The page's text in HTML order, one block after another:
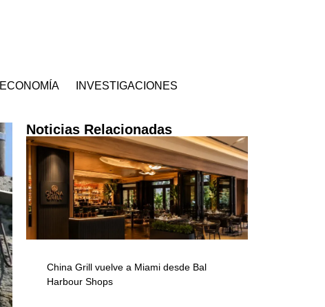
ECONOMÍA INVESTIGACIONES
Noticias Relacionadas
China Grill vuelve a Miami desde Bal
Harbour Shops